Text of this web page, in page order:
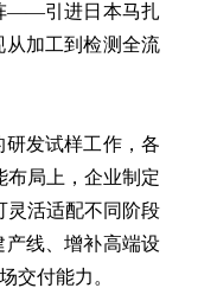
——引进日本马扎
从加工到检测全流
发试样工作，各
布局上，企业制定
灵活适配不同阶段
线、增补高端设
交付能力。